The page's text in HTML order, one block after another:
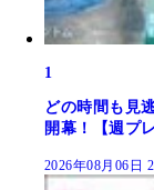
1
どの時間も見
開幕！【週プ
2026年08月06日